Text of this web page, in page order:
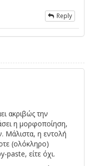
Reply
ακριβώς την
η μορφοποίηση,
Μάλιστα, η εντολή
(ολόκληρο)
paste, είτε όχι.